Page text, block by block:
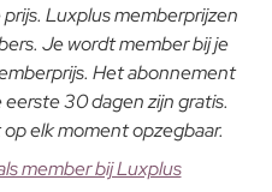
Luxplus memberprijzen
Je wordt member bij je
Het abonnement
30 dagen zijn gratis.
elk moment opzegbaar.
member bij Luxplus